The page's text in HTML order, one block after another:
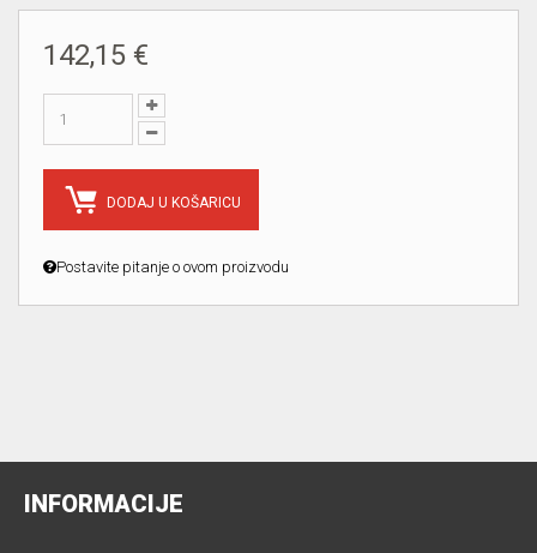
142,15 €
DODAJ U KOŠARICU
Postavite pitanje o ovom proizvodu
INFORMACIJE